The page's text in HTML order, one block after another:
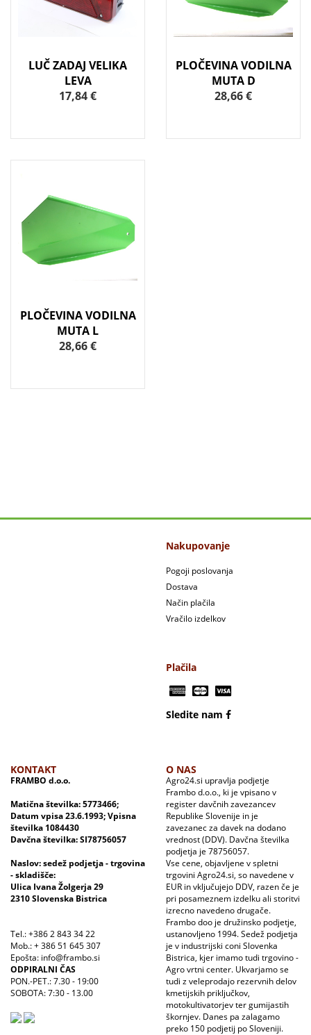
LUČ ZADAJ VELIKA
LEVA
17,84 €
PLOČEVINA VODILNA
MUTA D
28,66 €
PLOČEVINA VODILNA
MUTA L
28,66 €
Nakupovanje
Pogoji poslovanja
Dostava
Način plačila
Vračilo izdelkov
Plačila
Sledite nam
KONTAKT
FRAMBO d.o.o.
Matična številka: 5773466;
Datum vpisa 23.6.1993; Vpisna
številka 1084430
Davčna številka: SI78756057
Naslov: sedež podjetja - trgovina
- skladišče:
Ulica Ivana Žolgerja 29
2310 Slovenska Bistrica
Tel.: +386 2 843 34 22
Mob.: + 386 51 645 307
Epošta: info@frambo.si
ODPIRALNI ČAS
PON.-PET.: 7.30 - 19:00
SOBOTA: 7:30 - 13.00
O NAS
Agro24.si upravlja podjetje
Frambo d.o.o., ki je vpisano v
register davčnih zavezancev
Republike Slovenije in je
zavezanec za davek na dodano
vrednost (DDV). Davčna številka
podjetja je 78756057.
Vse cene, objavljene v spletni
trgovini Agro24.si, so navedene v
EUR in vključujejo DDV, razen če je
pri posameznem izdelku ali storitvi
izrecno navedeno drugače.
Frambo doo je družinsko podjetje,
ustanovljeno 1994. Sedež podjetja
je v industrijski coni Slovenka
Bistrica, kjer imamo tudi trgovino -
Agro vrtni center. Ukvarjamo se
tudi z veleprodajo rezervnih delov
kmetijskih priključkov,
motokultivatorjev ter gumijastih
škornjev. Danes pa zalagamo
preko 150 podjetij po Sloveniji.